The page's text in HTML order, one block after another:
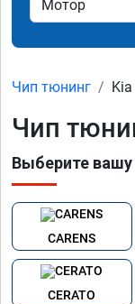
Чип тюнинг Kia
Чип
Выберите
CARENS
CERATO